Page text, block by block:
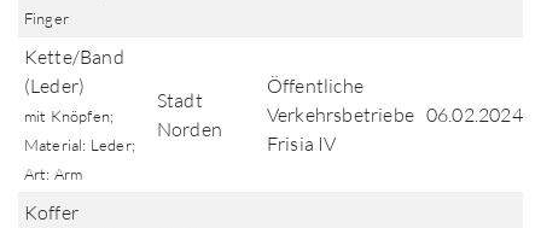
Finger
Kette/Band
(Leder)
mit Knöpfen;
Material: Leder;
Art: Arm
Stadt
Norden
Öffentliche
Verkehrsbetriebe
Frisia IV
06.02.2024
Koffer